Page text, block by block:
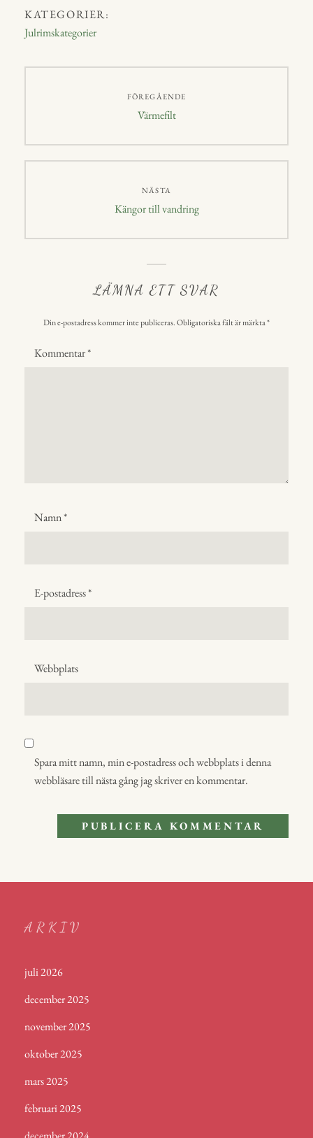
ail bo
ok
en
r p
KATEGORIER:
Julrimskategorier
FÖREGÅENDE
Föregående
Värmefilt
NÄSTA
Nästa
Kängor till vandring
LÄMNA ETT SVAR
Din e-postadress kommer inte publiceras.Obligatoriska fält är märkta*
Kommentar*
Namn*
E-postadress*
Webbplats
Spara mitt namn, min e-postadress och webbplats i denna
webbläsare till nästa gång jag skriver en kommentar.
ARKIV
juli 2026
december 2025
november 2025
oktober 2025
mars 2025
februari 2025